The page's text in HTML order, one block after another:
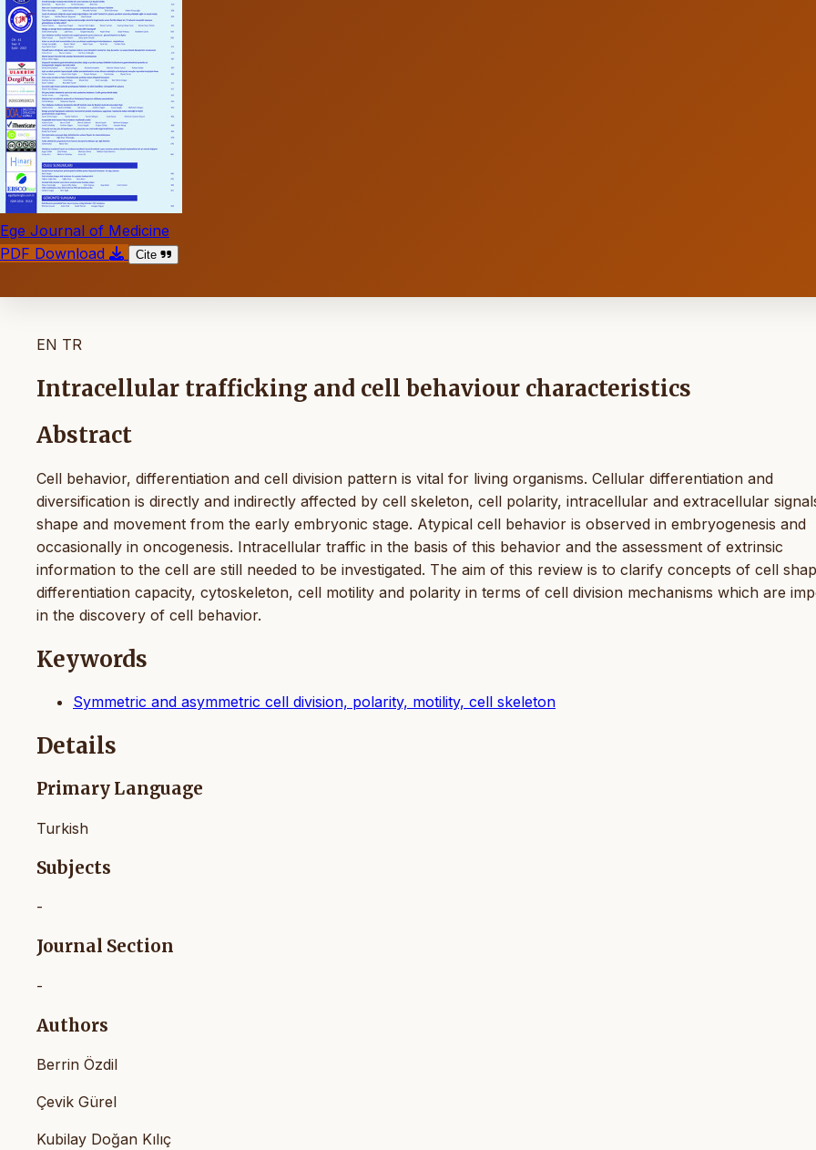
Ege Journal of Medicine
PDF Download
Cite
EN TR
Intracellular trafficking and cell behaviour characteristics
Abstract
Cell behavior, differentiation and cell division pattern is vital for living organisms. Cellular differentiation and
diversification is directly and indirectly affected by cell skeleton, cell polarity, intracellular and extracellular
shape and movement from the early embryonic stage. Atypical cell behavior is observed in embryogenesis and
occasionally in oncogenesis. Intracellular traffic in the basis of this behavior and the assessment of extrinsic
information to the cell are still needed to be investigated. The aim of this review is to clarify concepts of cell
differentiation capacity, cytoskeleton, cell motility and polarity in terms of cell division mechanisms which are
in the discovery of cell behavior.
Keywords
Symmetric and asymmetric cell division, polarity, motility, cell skeleton
Details
Primary Language
Turkish
Subjects
-
Journal Section
-
Authors
Berrin Özdil
Çevik Gürel
Kubilay Doğan Kılıç